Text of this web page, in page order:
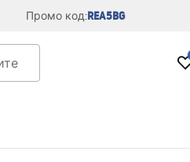
Промо код:REA5BG